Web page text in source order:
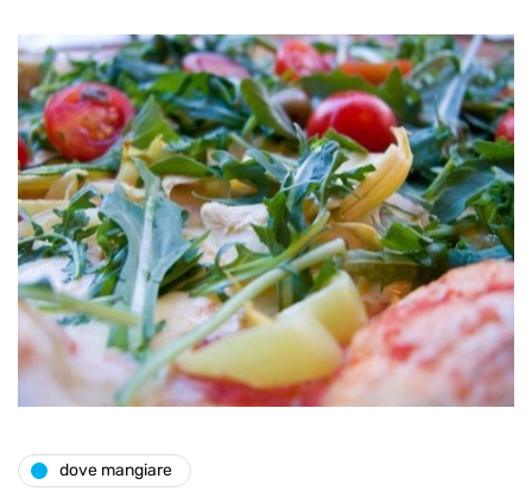
dove mangiare